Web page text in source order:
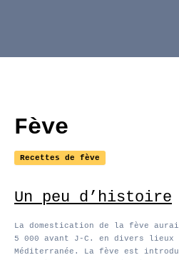
Fève
Recettes de fève
Un peu d’histoire
La domestication de la fève
5 000 avant J-C. en divers lieux
Méditerranée. La fève est